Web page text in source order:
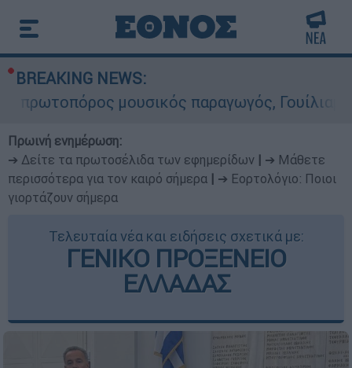
BREAKING NEWS:
μουσικός παραγωγός, Γουίλιαμ Όρμπιτ -
Πρωινή ενημέρωση:
➔ Δείτε τα πρωτοσέλιδα των εφημερίδων
➔ Μάθετε
περισσότερα για τον καιρό σήμερα
➔ Εορτολόγιο: Ποιοι
γιορτάζουν σήμερα
Τελευταία νέα και ειδήσεις σχετικά με:
ΓΕΝΙΚΟ ΠΡΟΞΕΝΕΙΟ
ΕΛΛΑΔΑΣ